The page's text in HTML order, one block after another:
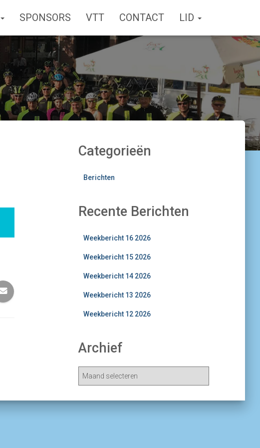
SPONSORS VTT CONTACT LID
Categorieën
Berichten
Recente Berichten
Weekbericht 16 2026
Weekbericht 15 2026
Weekbericht 14 2026
Weekbericht 13 2026
Weekbericht 12 2026
Archief
h